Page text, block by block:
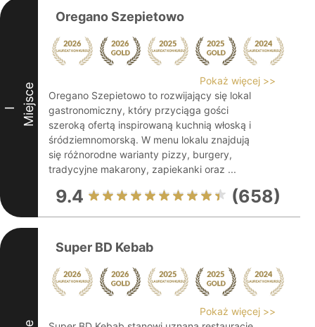
I Miejsce
Oregano Szepietowo
Pokaż więcej >>
Oregano Szepietowo to rozwijający się lokal
gastronomiczny, który przyciąga gości
szeroką ofertą inspirowaną kuchnią włoską i
śródziemnomorską. W menu lokalu znajdują
się różnorodne warianty pizzy, burgery,
tradycyjne makarony, zapiekanki oraz ...
9.4 (658)
Super BD Kebab
Pokaż więcej >>